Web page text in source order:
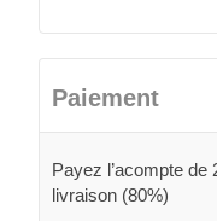
Paiement
Payez l’acompte
livraison (80%)